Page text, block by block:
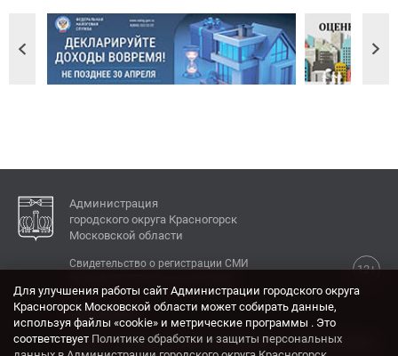
Администрация
городского округа Красногорск
Московской области
12+
Свидетельство о регистрации СМИ
КОНТАКТЫ
Адрес: 143404, Московская область, г. Красногорск,
Для улучшения работы сайт Администрации городского округа
Красногорск Московской области может собирать данные,
используя файлы «cookie» и метрические программы . Это
соответствует Политике обработки и защиты персональных